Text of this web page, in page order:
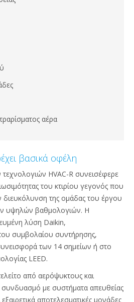
αέρα
βασικά οφέλη
HVAC-R συνεισέφερε
του κτιρίου γεγονός που
διευκόλυνση της ομάδας του έργου
υψηλών βαθμολογιών. Η
λύση Daikin,
συμβολαίου συντήρησης,
των 14 σημείων ή στο
LEED.
από αερόψυκτους και
με συστήματα απευθείας
αποτελεσματικές μονάδες